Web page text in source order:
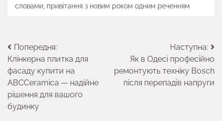
словами, привітання з новим роком одним реченням
Навігація
записів
Попередня:
Клінкерна плитка для
фасаду купити на
ABCCeramica — надійне
рішення для вашого
будинку
Наступна:
Як в Одесі професійно
ремонтують техніку Bosch
після перепадів напруги